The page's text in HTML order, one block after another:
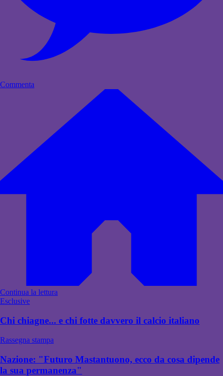
Commenta
Continua la lettura
Esclusive
Chi chiagne... e chi fotte davvero il calcio italiano
Rassegna stampa
Nazione: "Futuro Mastantuono, ecco da cosa dipende
la sua permanenza"